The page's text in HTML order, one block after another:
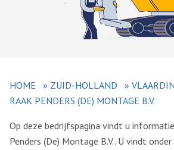
HOME » ZUID-HOLLAND »
RAAK PENDERS (DE) MONTAGE B.V.
Op deze bedrijfspagina vindt u
Penders (De) Montage B.V.. U vindt